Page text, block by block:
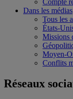
Dans les médias
Tous les
États-
Missions
Moyen-
Conflits
Réseaux